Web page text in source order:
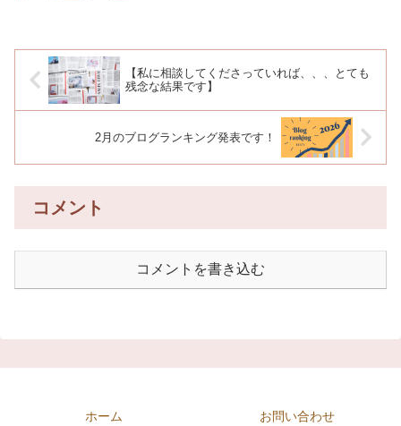
【私に相談してくださっていれば、、、とても
残念な結果です】
2月のブログランキング発表です！
コメント
コメントを書き込む
ホーム
お問い合わせ